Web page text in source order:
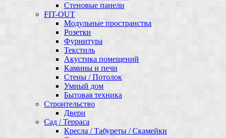
Стеновые панели
FIT-OUT
Модульные пространства
Розетки
Фурнитура
Текстиль
Акустика помещений
Камины и печи
Стены / Потолок
Умный дом
Бытовая техника
Строительство
Двери
Сад / Терраса
Кресла / Табуреты / Скамейки